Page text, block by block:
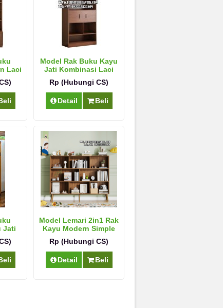
Laci
Model Rak Buku Kayu
Jati Kombinasi Laci
Rp (Hubungi CS)
Detail Beli
Jati
Model Lemari 2in1 Rak
Kayu Modern Simple
Rp (Hubungi CS)
Detail Beli